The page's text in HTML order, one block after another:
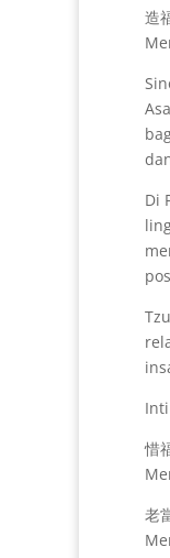
造
Di
惜
老